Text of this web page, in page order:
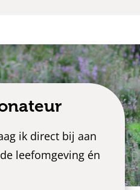
ik direct bij aan
leefomgeving én